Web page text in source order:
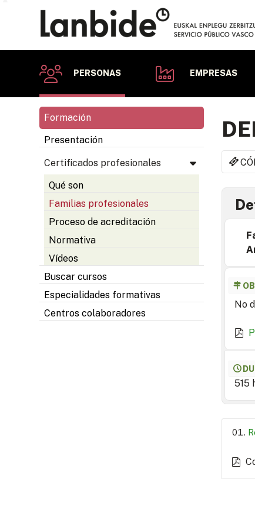
PERSONAS EMPRESAS
Formación
Presentación
Certificados profesionales
Qué son
Familias profesionales
Proceso de acreditación
Normativa
Vídeos
Buscar cursos
Especialidades formativas
Centros colaboradores
No
515